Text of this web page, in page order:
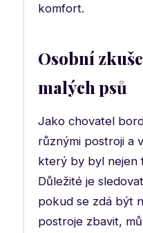
komfort.
Osobní
malých psů
Jako chovatel
různými postroji a
který by byl nejen
Důležité je
pokud se zdá být
postroje zbavit,